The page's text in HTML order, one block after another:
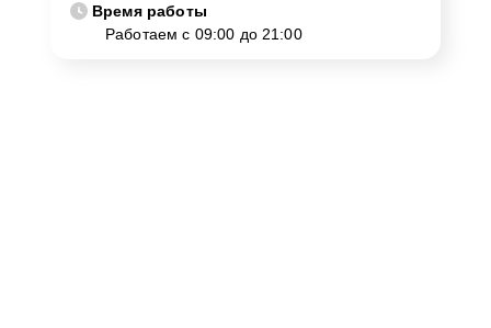
Время работы
Работаем с 09:00 до 21:00